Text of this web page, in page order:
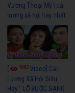
Vương Thoại Mỹ | cải
lương xã hội hay nhất
6982 Video] Cải
Lương Xã Hội Siêu
Hay " LỠ BƯỚC SANG